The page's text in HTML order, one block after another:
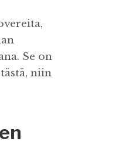
Se on
niin